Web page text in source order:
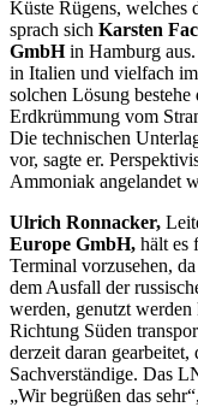
Küste Rügens, welches
sprach sich Karsten
GmbHin Hamburg
in Italien und vielfach
solchen Lösung
Erdkrümmung vom
Die technischen
vor, sagte er.
Ammoniak angelandet
Ulrich Ronnacker,
Europe GmbH, hält es
Terminal vorzusehen,
dem Ausfall der
werden, genutzt werden
Richtung Süden
derzeit daran gearbeitet,
Sachverständige. Das
„Wir begrüßen das